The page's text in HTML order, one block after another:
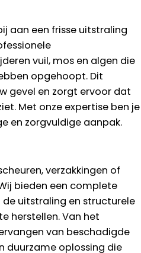
aan een frisse uitstraling
vuil, mos en algen die
opgehoopt. Dit
gevel en zorgt ervoor dat
Met onze expertise ben je
en zorgvuldige aanpak.
verzakkingen of
bieden een complete
uitstraling en structurele
herstellen. Van het
van beschadigde
duurzame oplossing die